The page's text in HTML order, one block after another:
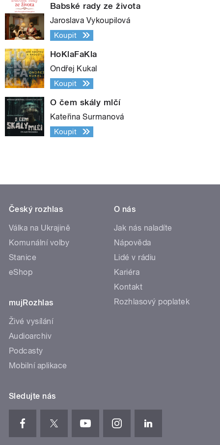
Babské rady ze života
Jaroslava Vykoupilová
Koupit
HoKlaFaKla
Ondřej Kukal
Koupit
O čem skály mlčí
Kateřina Surmanová
Koupit
Český rozhlas
Válka na Ukrajině
Komunální volby
Stanice
eShop
mujRozhlas
Živé vysílání
Audioarchiv
Podcasty
Mobilní aplikace
O nás
Jak nás naladíte
Nápověda
Lidé v rádiu
Kariéra
Kontakt
Rozhlasový poplatek
Sledujte nás